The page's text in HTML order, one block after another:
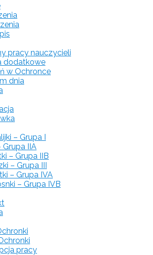
pracy nauczycieli
dodatkowe
w Ochronce
dnia
– Grupa I
Grupa IIA
– Grupa IIB
– Grupa III
– Grupa IVA
– Grupa IVB
pracy